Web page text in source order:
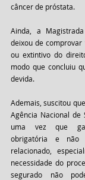
câncer de próstata.
Ainda, a
deixou de
ou extintivo do
modo que concluiu
devida.
Ademais, suscitou
Agência Nacional de
uma vez que
obrigatória e não
relacionado,
necessidade do
segurado não